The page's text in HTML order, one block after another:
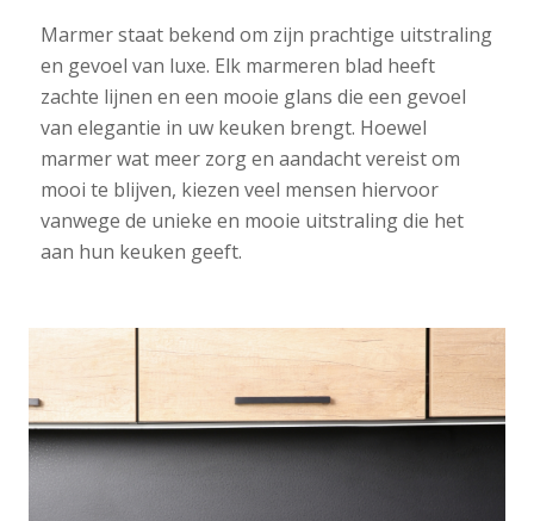
Marmer staat bekend om zijn prachtige uitstraling
en gevoel van luxe. Elk marmeren blad heeft
zachte lijnen en een mooie glans die een gevoel
van elegantie in uw keuken brengt. Hoewel
marmer wat meer zorg en aandacht vereist om
mooi te blijven, kiezen veel mensen hiervoor
vanwege de unieke en mooie uitstraling die het
aan hun keuken geeft.